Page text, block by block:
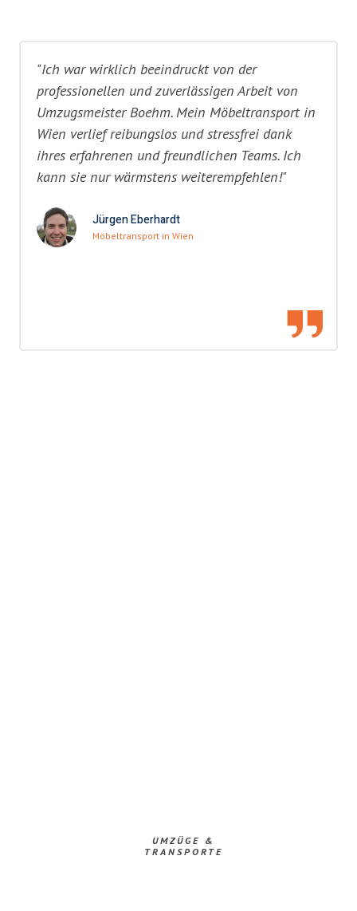
"Ich war wirklich beeindruckt von der
professionellen und zuverlässigen Arbeit von
Umzugsmeister Boehm. Mein Möbeltransport in
Wien verlief reibungslos und stressfrei dank
ihres erfahrenen und freundlichen Teams. Ich
kann sie nur wärmstens weiterempfehlen!"
Jürgen Eberhardt
Möbeltransport in Wien
UMZÜGE &
TRANSPORTE